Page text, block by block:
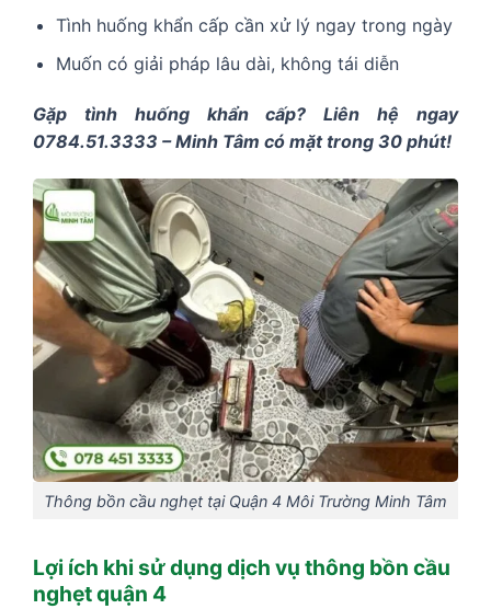
Tình huống khẩn cấp cần xử lý ngay trong ngày
Muốn có giải pháp lâu dài, không tái diễn
Gặp tình huống khẩn cấp? Liên hệ ngay
0784.51.3333 – Minh Tâm có mặt trong 30 phút!
Thông bồn cầu nghẹt tại Quận 4 Môi Trường Minh Tâm
Lợi ích khi sử dụng dịch vụ thông bồn cầu
nghẹt quận 4